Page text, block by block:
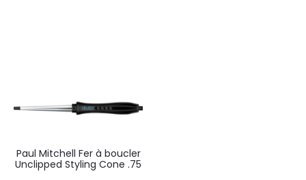
Paul Mitchell Fer à boucler
Unclipped Styling Cone .75